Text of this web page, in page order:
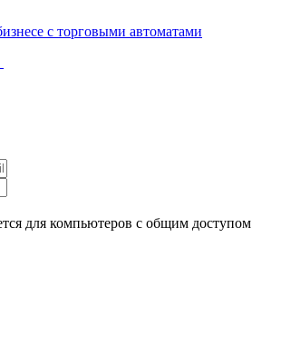
для компьютеров с общим доступом